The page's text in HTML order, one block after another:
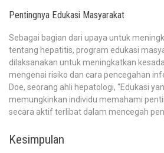
Pentingnya Edukasi Masyarakat
Sebagai bagian dari upaya untuk
tentang hepatitis, program edukasi
dilaksanakan untuk meningkatkan
mengenai risiko dan cara pencegahan
Doe, seorang ahli hepatologi, “Edukasi
memungkinkan individu memahami
secara aktif terlibat dalam mencegah
Kesimpulan